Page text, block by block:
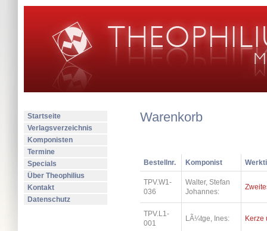
Startseite
Verlagsverzeichnis
Komponisten
Termine
Specials
Über Theophilius
Kontakt
Datenschutz
Warenkorb
Bestellnr. Komponist
TPV.W1-
036
Walter, Stefan
Johannes:
TPV.L1-
001
LÃ¼tge, Ines: Kerze